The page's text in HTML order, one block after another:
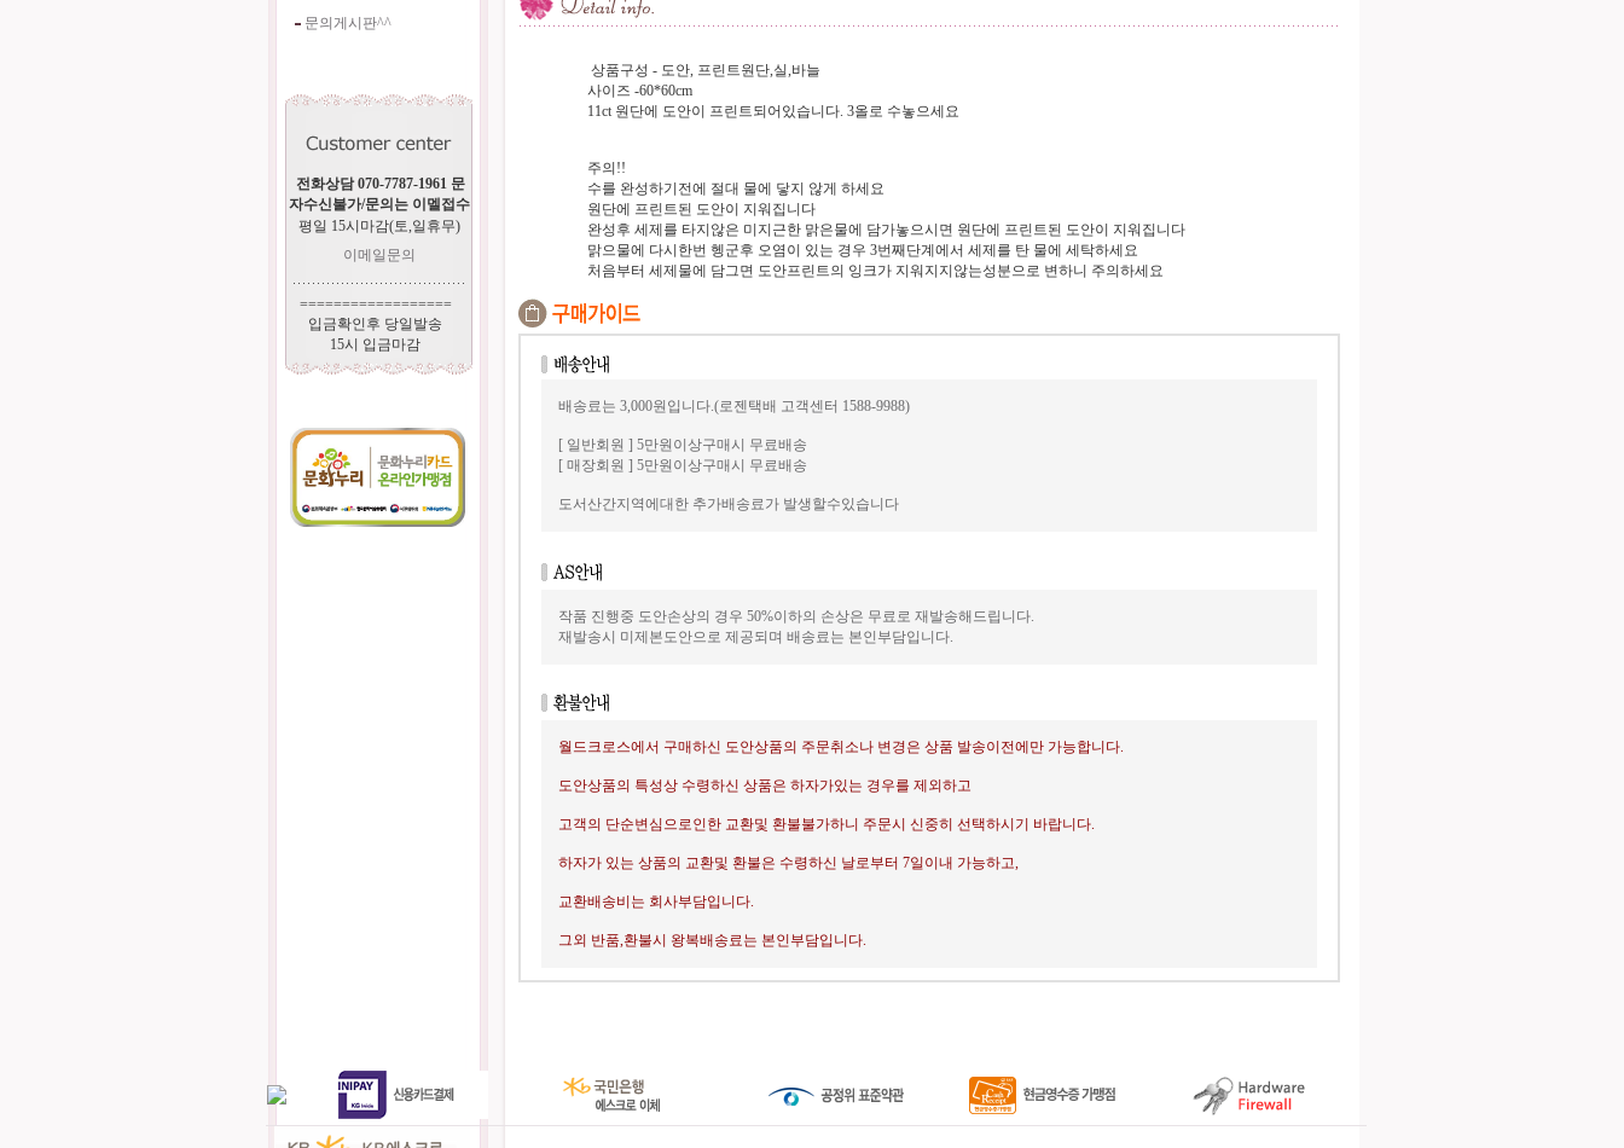
문의게시판^^
전화상담 070-7787-1961 문
자수신불가/문의는 이멜접수
평일 15시마감(토,일휴무)
이메일문의
==================
입금확인후 당일발송
15시 입금마감
상품구성 - 도안, 프린트원단,실,바늘
사이즈 -60*60cm
11ct 원단에 도안이 프린트되어있습니다. 3올로 수놓으세요
주의!!
수를 완성하기전에 절대 물에 닿지 않게 하세요
원단에 프린트된 도안이 지워집니다
완성후 세제를 타지않은 미지근한 맑은물에 담가놓으시면 원단에 프린트된 도안이 지워집니다
맑으물에 다시한번 헹군후 오염이 있는 경우 3번째단계에서 세제를 탄 물에 세탁하세요
처음부터 세제물에 담그면 도안프린트의 잉크가 지워지지않는성분으로 변하니 주의하세요
배송료는 3,000원입니다.(로젠택배 고객센터 1588-9988)
[ 일반회원 ] 5만원이상구매시 무료배송
[ 매장회원 ] 5만원이상구매시 무료배송
도서산간지역에대한 추가배송료가 발생할수있습니다
작품 진행중 도안손상의 경우 50%이하의 손상은 무료로 재발송해드립니다.
재발송시 미제본도안으로 제공되며 배송료는 본인부담입니다.
월드크로스에서 구매하신 도안상품의 주문취소나 변경은 상품 발송이전에만 가능합니다.
도안상품의 특성상 수령하신 상품은 하자가있는 경우를 제외하고
고객의 단순변심으로인한 교환및 환불불가하니 주문시 신중히 선택하시기 바랍니다.
하자가 있는 상품의 교환및 환불은 수령하신 날로부터 7일이내 가능하고,
교환배송비는 회사부담입니다.
그외 반품,환불시 왕복배송료는 본인부담입니다.